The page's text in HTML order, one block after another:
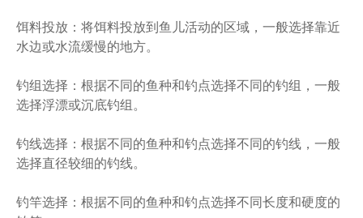
饵料投放：将饵料投放到鱼儿活动的区域，一般选择靠近
水边或水流缓慢的地方。
钓组选择：根据不同的鱼种和钓点选择不同的钓组，一般
选择浮漂或沉底钓组。
钓线选择：根据不同的鱼种和钓点选择不同的钓线，一般
选择直径较细的钓线。
钓竿选择：根据不同的鱼种和钓点选择不同长度和硬度的